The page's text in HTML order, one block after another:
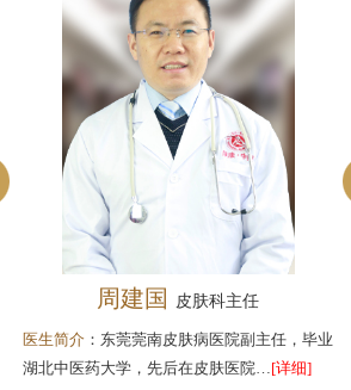
柯仙花 皮肤科主任
医生简介 ：东莞莞南皮肤病医院皮肤科主任，
从事皮肤病临床诊疗工作多年，在…[详细]